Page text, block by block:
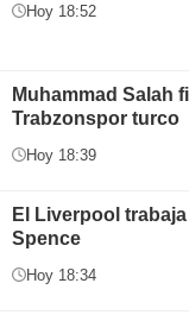
Hoy 18:52
Muhammad Salah
Trabzonspor turco
Hoy 18:39
El Liverpool
Spence
Hoy 18:34